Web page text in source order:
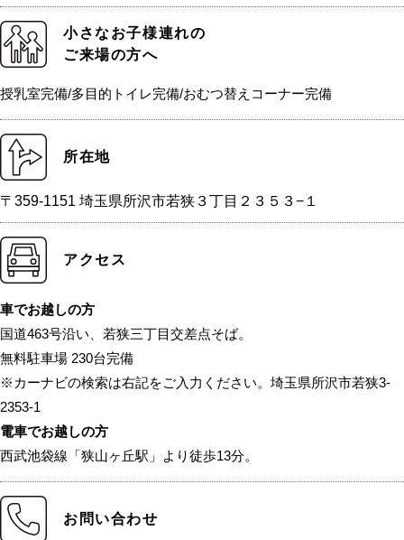
小さなお子様連れの
ご来場の方へ
授乳室完備/多目的トイレ完備/おむつ替えコーナー完備
所在地
〒359-1151 埼玉県所沢市若狭３丁目２３５３−１
アクセス
車でお越しの方
国道463号沿い、若狭三丁目交差点そば。
無料駐車場 230台完備
※カーナビの検索は右記をご入力ください。埼玉県所沢市若狭3-
2353-1
電車でお越しの方
西武池袋線「狭山ヶ丘駅」より徒歩13分。
お問い合わせ